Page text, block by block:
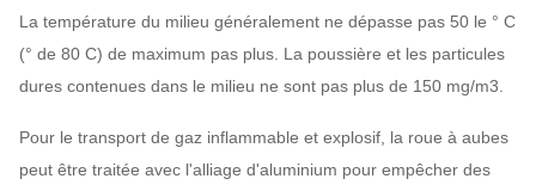
La température du milieu généralement ne dépasse pas 50 le ° C
(° de 80 C) de maximum pas plus. La poussière et les particules
dures contenues dans le milieu ne sont pas plus de 150 mg/m3.
Pour le transport de gaz inflammable et explosif, la roue à aubes
peut être traitée avec l'alliage d'aluminium pour empêcher des